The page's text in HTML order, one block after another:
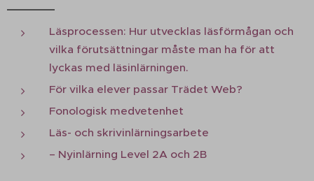
Läsprocessen: Hur utvecklas läsförmågan och
vilka förutsättningar måste man ha för att
lyckas med läsinlärningen.
För vilka elever passar Trädet Web?
Fonologisk medvetenhet
Läs- och skrivinlärningsarbete
– Nyinlärning Level 2A och 2B